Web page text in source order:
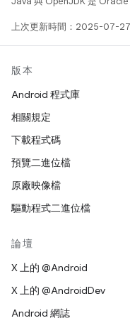
上次更新時間：2025-07-27
版本
Android 程式庫
相關規定
下載程式碼
預覽二進位檔
原廠映像檔
驅動程式二進位檔
論壇
X 上的 @Android
X 上的 @AndroidDev
Android 網誌